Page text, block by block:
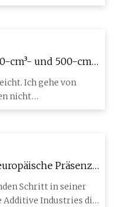
cm³- und 500-cm³-
von
nicht
Präsenz
Italien
Schritt in seiner
Additive Industries die